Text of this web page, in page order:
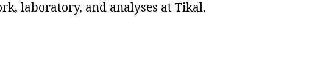
laboratory, and analyses at Tikal.